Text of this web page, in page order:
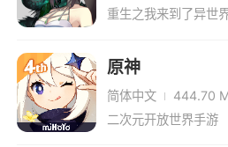
小编评价
1、仙魔神域手游采用
东方色彩的梦幻仙侠世界。
供选择，自由PK 、多元社
战、婚姻系统等等各色玩法
重生之我来到了异世
原神
简体中文
444.70
二次元开放世界手游